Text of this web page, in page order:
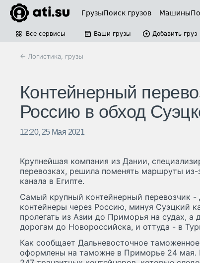
ГрузыПоиск грузов Машины
Все сервисы Ваши грузы Добавить груз
← Логистика, грузы
Контейнерный
Россию в обход
12:20, 25 Мая 2021
Крупнейшая компания из Дании,
перевозках, решила поменять маршруты
канала в Египте.
Самый крупный контейнерный перевозчик -
контейнеры через Россию, минуя Суэцкий
пролегать из Азии до Приморья на судах,
дорогам до Новороссийска, и оттуда - в
Как сообщает Дальневосточное
оформлены на таможне в Приморье 24 мая.